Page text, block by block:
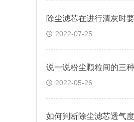
2022-07-25
说一说粉尘颗粒间的三
2022-05-26
如何判断除尘滤芯透气